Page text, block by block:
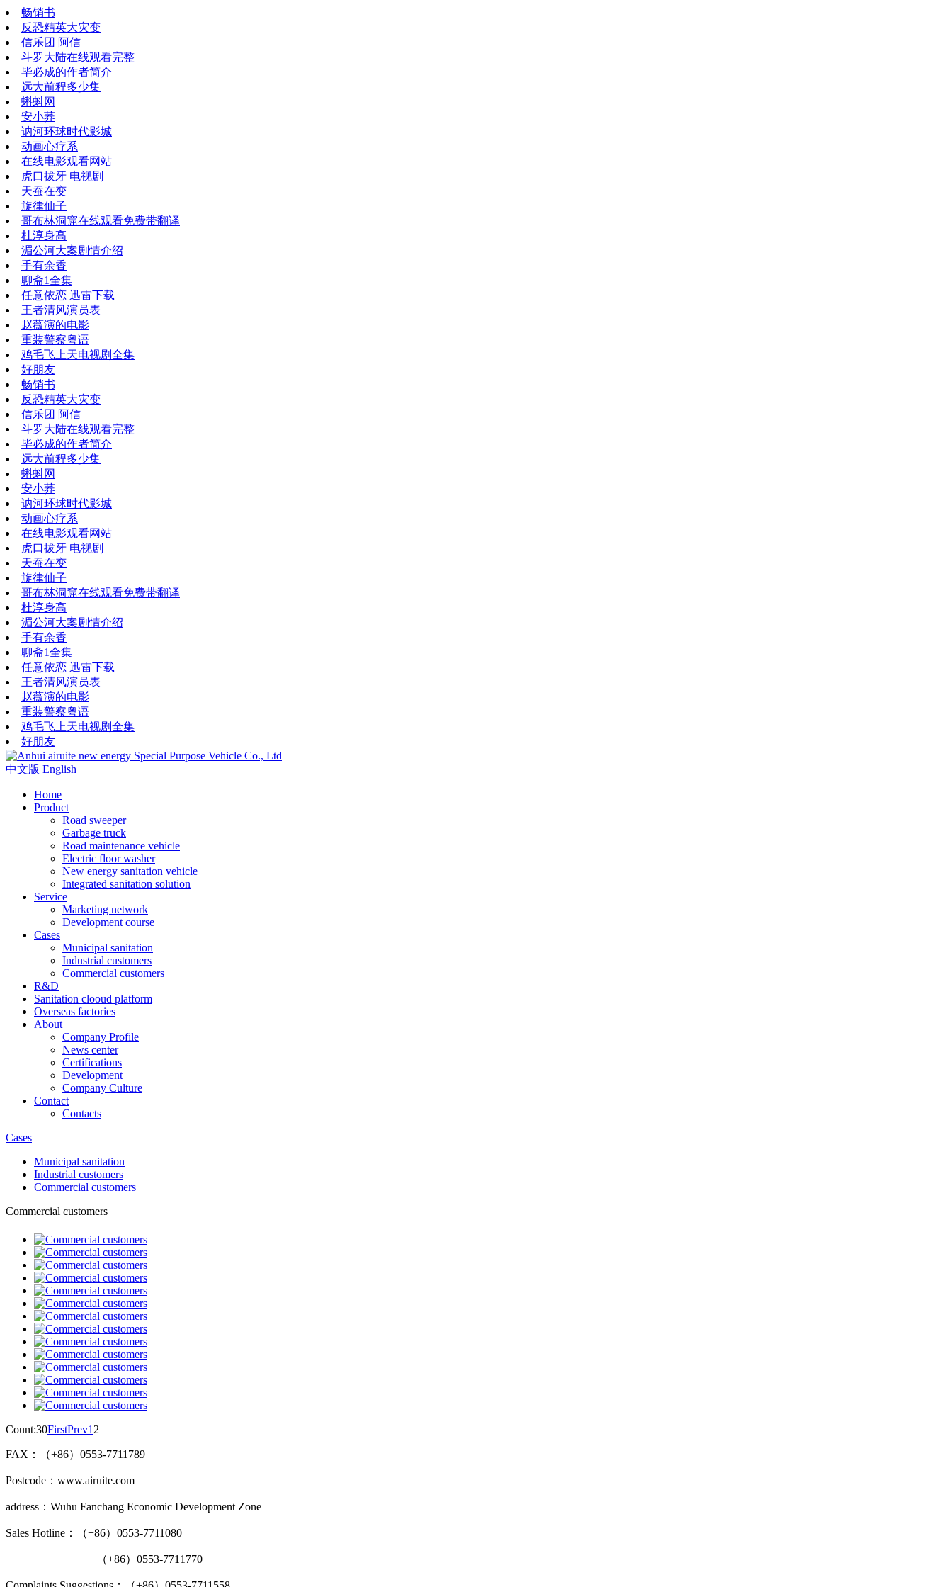
畅销书
反恐精英大灾变
信乐团 阿信
斗罗大陆在线观看完整
毕必成的作者简介
远大前程多少集
蝌蚪网
安小荞
讷河环球时代影城
动画心疗系
在线电影观看网站
虎口拔牙 电视剧
天蚕在变
旋律仙子
哥布林洞窟在线观看免费带翻译
杜淳身高
湄公河大案剧情介绍
手有余香
聊斋1全集
任意依恋 迅雷下载
王者清风演员表
赵薇演的电影
重装警察粤语
鸡毛飞上天电视剧全集
好朋友
畅销书
反恐精英大灾变
信乐团 阿信
斗罗大陆在线观看完整
毕必成的作者简介
远大前程多少集
蝌蚪网
安小荞
讷河环球时代影城
动画心疗系
在线电影观看网站
虎口拔牙 电视剧
天蚕在变
旋律仙子
哥布林洞窟在线观看免费带翻译
杜淳身高
湄公河大案剧情介绍
手有余香
聊斋1全集
任意依恋 迅雷下载
王者清风演员表
赵薇演的电影
重装警察粤语
鸡毛飞上天电视剧全集
好朋友
中文版 English
Home
Product
Road sweeper
Garbage truck
Road maintenance vehicle
Electric floor washer
New energy sanitation vehicle
Integrated sanitation solution
Service
Marketing network
​​​​​Development course
Cases
Municipal sanitation
Industrial customers
Commercial customers
R&D
Sanitation clooud platform
Overseas factories
About
Company Profile
News center
Certifications
Development
Company Culture
Contact
Contacts
Cases
Municipal sanitation
Industrial customers
Commercial customers
Commercial customers
Count:30FirstPrev1 2
FAX：（+86）0553-7711789
Postcode：www.airuite.com
address：Wuhu Fanchang Economic Development Zone
Sales Hotline：（+86）0553-7711080
（+86）0553-7711770